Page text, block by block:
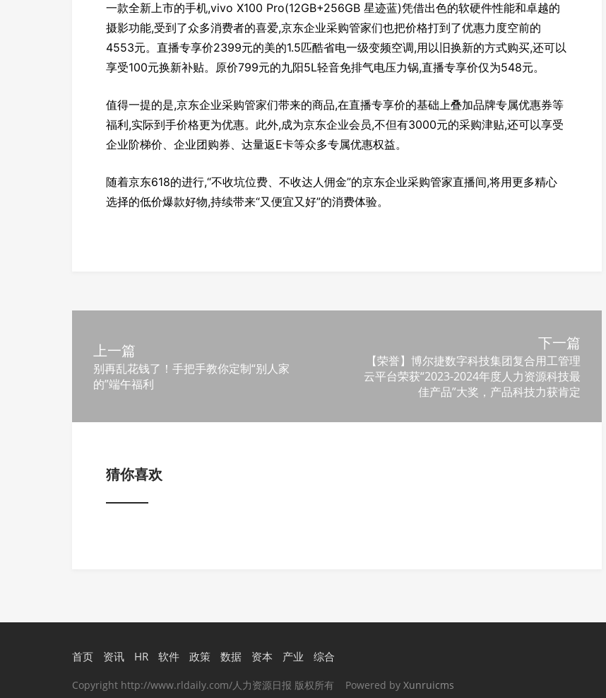
一款全新上市的手机,vivo X100 Pro(12GB+256GB 星迹蓝)凭借出色的软硬件性能和卓越的
摄影功能,受到了众多消费者的喜爱,京东企业采购管家们也把价格打到了优惠力度空前的
4553元。直播专享价2399元的美的1.5匹酷省电一级变频空调,用以旧换新的方式购买,还可以
享受100元换新补贴。原价799元的九阳5L轻音免排气电压力锅,直播专享价仅为548元。
值得一提的是,京东企业采购管家们带来的商品,在直播专享价的基础上叠加品牌专属优惠券等
福利,实际到手价格更为优惠。此外,成为京东企业会员,不但有3000元的采购津贴,还可以享受
企业阶梯价、企业团购券、达量返E卡等众多专属优惠权益。
随着京东618的进行,“不收坑位费、不收达人佣金”的京东企业采购管家直播间,将用更多精心
选择的低价爆款好物,持续带来“又便宜又好”的消费体验。
上一篇
别再乱花钱了！手把手教你定制“别人家
的”端午福利
下一篇
【荣誉】博尔捷数字科技集团复合用工管理
云平台荣获“2023-2024年度人力资源科技最
佳产品”大奖，产品科技力获肯定
猜你喜欢
首页 资讯 HR 软件 政策 数据 资本 产业 综合
Copyright http://www.rldaily.com/人力资源日报 版权所有 Powered by Xunruicms